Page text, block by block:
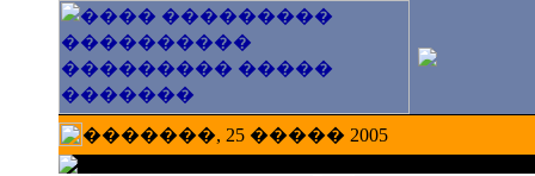
�������, 25 ����� 2005